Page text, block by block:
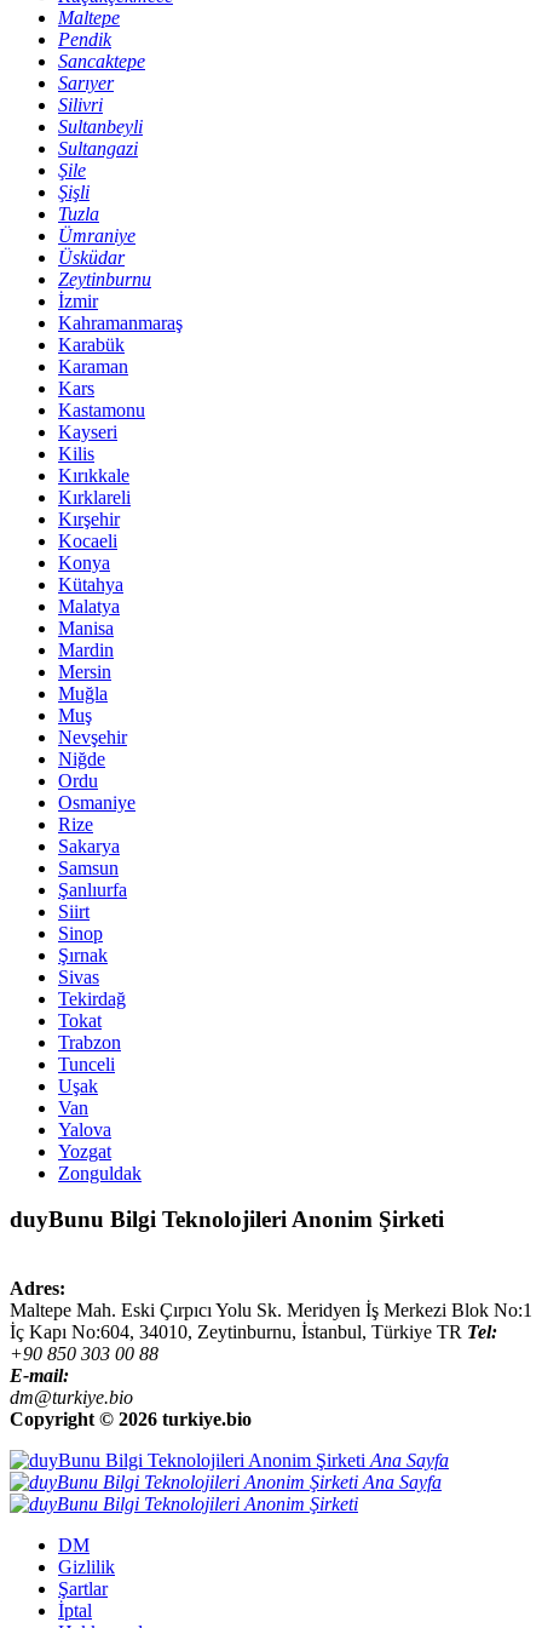
Maltepe
Pendik
Sancaktepe
Sarıyer
Silivri
Sultanbeyli
Sultangazi
Şile
Şişli
Tuzla
Ümraniye
Üsküdar
Zeytinburnu
İzmir
Kahramanmaraş
Karabük
Karaman
Kars
Kastamonu
Kayseri
Kilis
Kırıkkale
Kırklareli
Kırşehir
Kocaeli
Konya
Kütahya
Malatya
Manisa
Mardin
Mersin
Muğla
Muş
Nevşehir
Niğde
Ordu
Osmaniye
Rize
Sakarya
Samsun
Şanlıurfa
Siirt
Sinop
Şırnak
Sivas
Tekirdağ
Tokat
Trabzon
Tunceli
Uşak
Van
Yalova
Yozgat
Zonguldak
duyBunu Bilgi Teknolojileri Anonim Şirketi
Adres:
Maltepe Mah. Eski Çırpıcı Yolu Sk. Meridyen İş Merkezi Blok No:1
İç Kapı No:604, 34010, Zeytinburnu, İstanbul, Türkiye TR Tel:
+90 850 303 00 88
E-mail:
dm@turkiye.bio
Copyright © 2026 turkiye.bio
Ana Sayfa
Ana Sayfa
DM
Gizlilik
Şartlar
İptal